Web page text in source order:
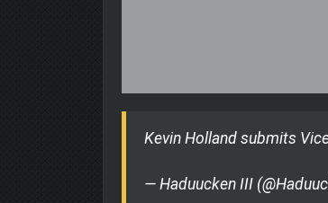
Kevin Holland submits
— Haduucken III